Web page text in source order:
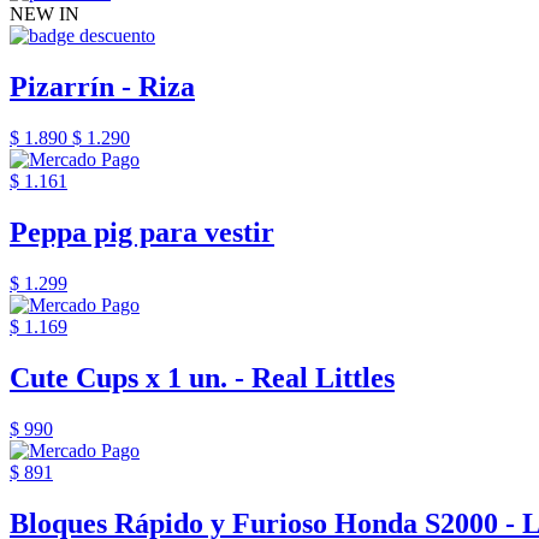
NEW IN
Pizarrín - Riza
$ 1.890 $ 1.290
$ 1.161
Peppa pig para vestir
$ 1.299
$ 1.169
Cute Cups x 1 un. - Real Littles
$ 990
$ 891
Bloques Rápido y Furioso Honda S2000 -